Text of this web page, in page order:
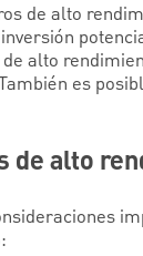
de alto
alto
es
de alto